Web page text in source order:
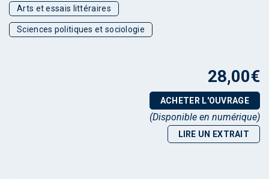
Arts et essais littéraires
Sciences politiques et sociologie
28,00€
ACHETER L'OUVRAGE
(Disponible en numérique)
LIRE UN EXTRAIT